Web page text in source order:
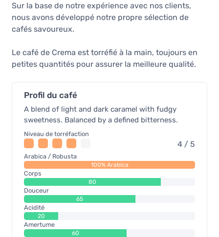
Sur la base de notre expérience avec nos clients,
nous avons développé notre propre sélection de
cafés savoureux.
Le café de Crema est torréfié à la main, toujours en
petites quantités pour assurer la meilleure qualité.
Profil du café
A blend of light and dark caramel with fudgy
sweetness. Balanced by a defined bitterness.
Niveau de torréfaction
4 / 5
Arabica / Robusta
100% Arabica
Corps
80
Douceur
65
Acidité
20
Amertume
60